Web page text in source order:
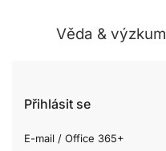
Věda & výzkum
Přihlásit se
E-mail / Office 365+